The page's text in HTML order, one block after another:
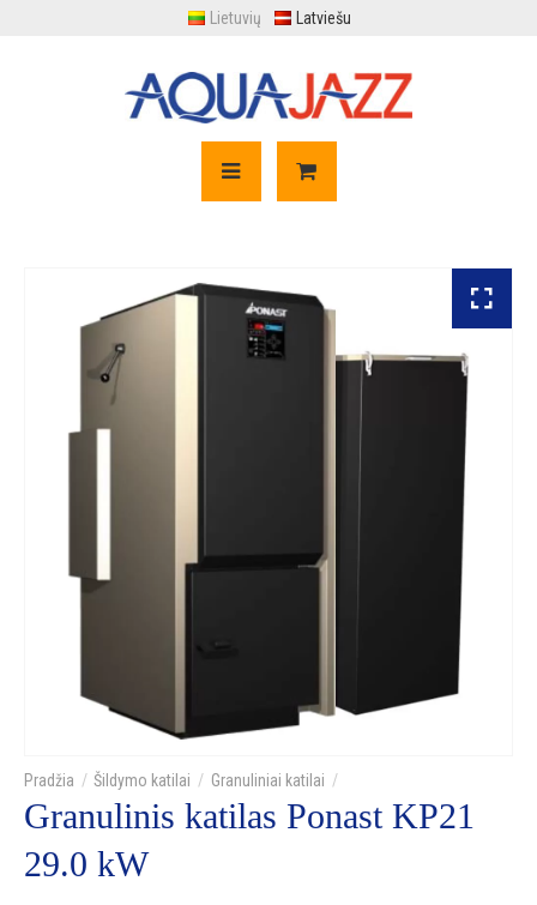
Lietuvių Latviešu
Šildymo katilai Granuliniai katilai
Granulinis katilas Ponast KP21
29.0 kW